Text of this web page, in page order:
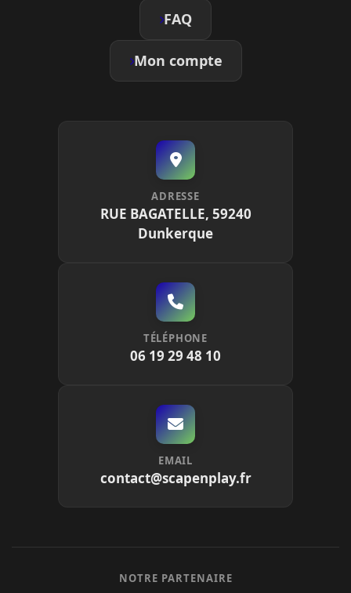
FAQ
Mon compte
ADRESSE
RUE BAGATELLE, 59240
Dunkerque
TÉLÉPHONE
06 19 29 48 10
EMAIL
contact@scapenplay.fr
NOTRE PARTENAIRE